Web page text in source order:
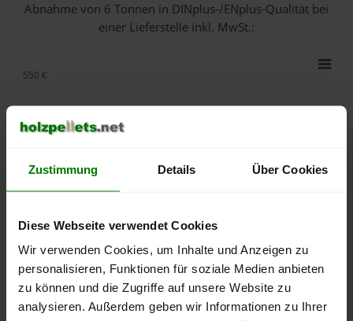
Zustimmung Details Über Cookies
Diese Webseite verwendet Cookies
Wir verwenden Cookies, um Inhalte und Anzeigen zu
personalisieren, Funktionen für soziale Medien anbieten
zu können und die Zugriffe auf unsere Website zu
analysieren. Außerdem geben wir Informationen zu Ihrer
Abnahmevon 6 Tonnen in DINplus-/ENplus-Qualität bei
einer Lieferstelle inkl. MwSt.:
September
Januar
Mai
250 €
300 €
350 €
550 €